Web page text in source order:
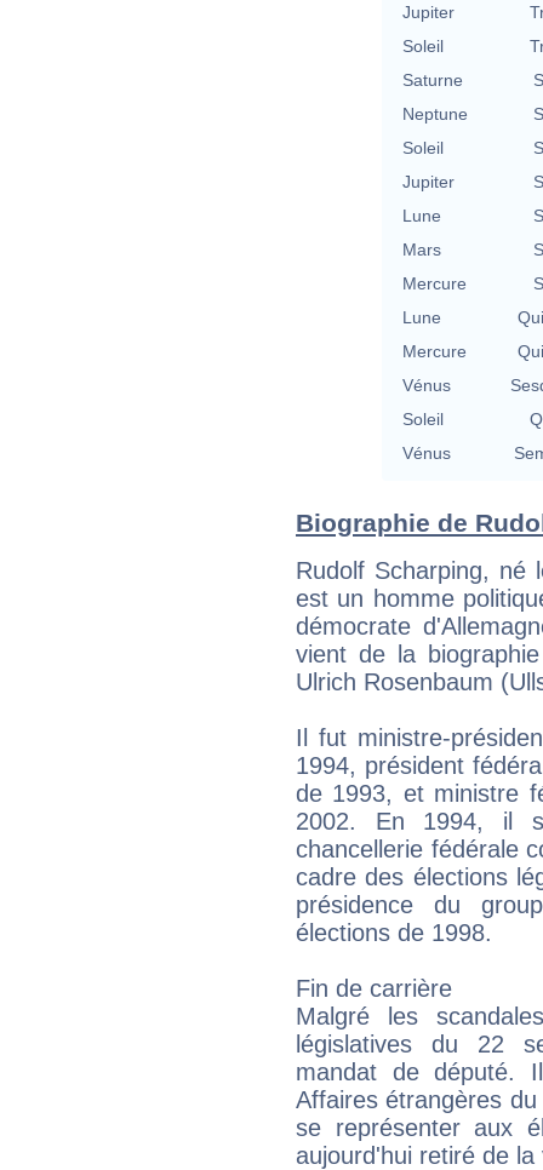
Jupiter
Soleil
Saturne
Neptune
Soleil
Jupiter
Lune
Mars
Mercure
Lune
Mercure
Vénus
Soleil
Vénus
Biographie de
Rudolf Scharping, né
est un homme
démocrate
vient de la
Ulrich Rosenbaum
Il fut ministre-
1994, président
de 1993, et ministre
2002. En 1994, il
chancellerie fédérale
cadre des élections
présidence du
élections de 1998.
Fin de carrière
Malgré les
législatives du 22
mandat de député.
Affaires étrangères
se représenter aux
aujourd'hui retiré de la